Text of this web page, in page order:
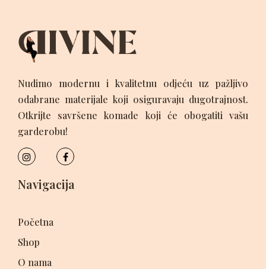
Nudimo modernu i kvalitetnu odjeću uz pažljivo
odabrane materijale koji osiguravaju dugotrajnost.
Otkrijte savršene komade koji će obogatiti vašu
garderobu!
Navigacija
Početna
Shop
O nama